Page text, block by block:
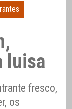
luisa
fresco,
os